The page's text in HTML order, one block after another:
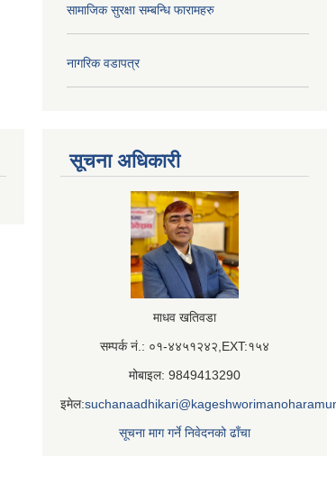
सामाजिक सुरक्षा सम्बन्धि फारामहरु
नागरिक वडापत्र
सूचना अधिकारी
माधव खतिवडा
सम्पर्क नं.: ०१-४४५१२४२,EXT:१५४
मोबाइल: 9849413290
इमेल:
सूचना माग गर्ने निवेदनको ढाँचा